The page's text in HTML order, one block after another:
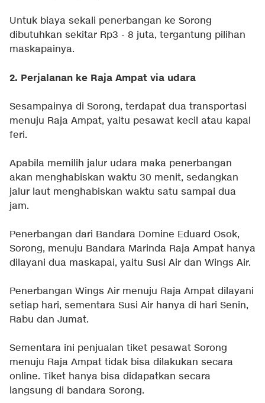
Untuk biaya sekali penerbangan ke Sorong
dibutuhkan sekitar Rp3 - 8 juta, tergantung pilihan
maskapainya.
2. Perjalanan ke Raja Ampat via udara
Sesampainya di Sorong, terdapat dua transportasi
menuju Raja Ampat, yaitu pesawat kecil atau kapal
feri.
Apabila memilih jalur udara maka penerbangan
akan menghabiskan waktu 30 menit, sedangkan
jalur laut menghabiskan waktu satu sampai dua
jam.
Penerbangan dari Bandara Domine Eduard Osok,
Sorong, menuju Bandara Marinda Raja Ampat hanya
dilayani dua maskapai, yaitu Susi Air dan Wings Air.
Penerbangan Wings Air menuju Raja Ampat dilayani
setiap hari, sementara Susi Air hanya di hari Senin,
Rabu dan Jumat.
Sementara ini penjualan tiket pesawat Sorong
menuju Raja Ampat tidak bisa dilakukan secara
online. Tiket hanya bisa didapatkan secara
langsung di bandara Sorong.